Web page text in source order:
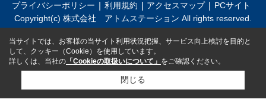
プライバシーポリシー 利用規約 アクセスマップ
PCサイト
Copyright(c) 株式会社 アトムステーション All rights reserved.
当サイトでは、お客様の当サイト利用状況把握、サービス向上検討を目的と
して、クッキー（Cookie）を使用しています。
詳しくは、当社の 「Cookieの取扱いについて」 をご確認ください。
閉じる